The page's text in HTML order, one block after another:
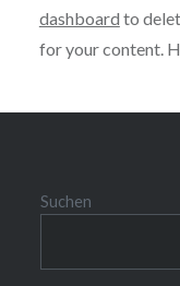
dashboard to
for your content.
Suchen